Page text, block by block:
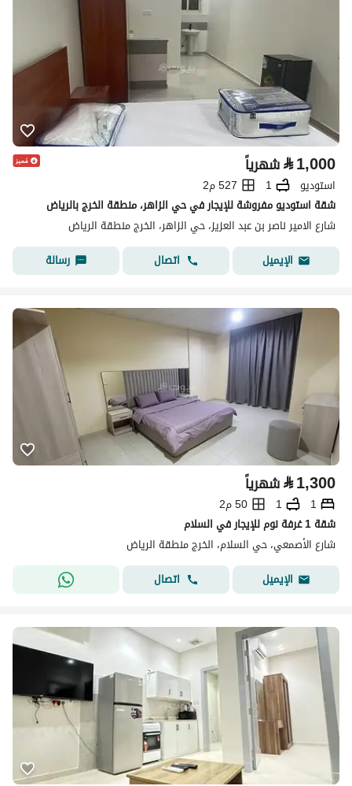
⃁1,000 شهرياً
استوديو 1
527 م2
شقة استوديو مفروشة للإيجار في حي الزاهر، منطقة الخرج بالرياض
شارع الامير ناصر بن عبد العزيز، حي الزاهر، الخرج منطقة الرياض
الإيميل
اتصال رسالة
⃁1,300 شهرياً
1
1
50 م2
شقة 1 غرفة نوم للإيجار في السلام
شارع الأصمعي، حي السلام، الخرج منطقة الرياض
الإيميل
اتصال